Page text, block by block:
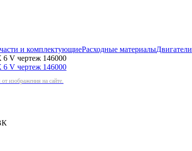
и комплектующиеРасходные материалыДвигатели
чертеж 146000
изображения на сайте.